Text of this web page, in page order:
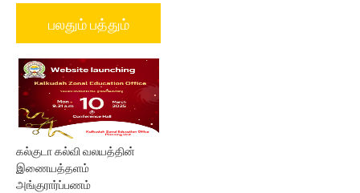
பலதும் பத்தும்
கல்குடா கல்வி வலயத்தின்
இணையத்தளம்
அங்குரார்ப்பணம்